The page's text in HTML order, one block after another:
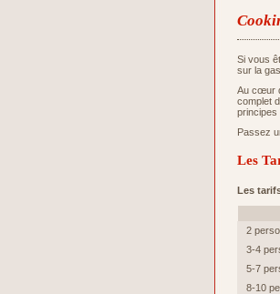
Si vous
sur la
Au cœur
complet
principes
Passez
Les
Les
2
3-4
5-7
8-10